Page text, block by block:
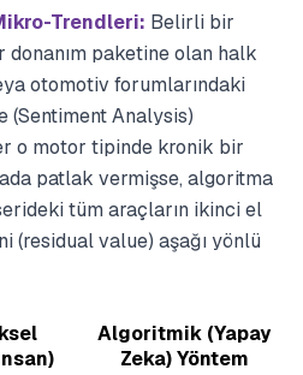
Trendleri: Belirli bir
paketine olan halk
otomotiv forumlarındaki
(Sentiment Analysis)
o motor tipinde kronik bir
patlak vermişse, algoritma
tüm araçların ikinci el
(residual value) aşağı yönlü
Algoritmik (Yapay
Zeka) Yöntem